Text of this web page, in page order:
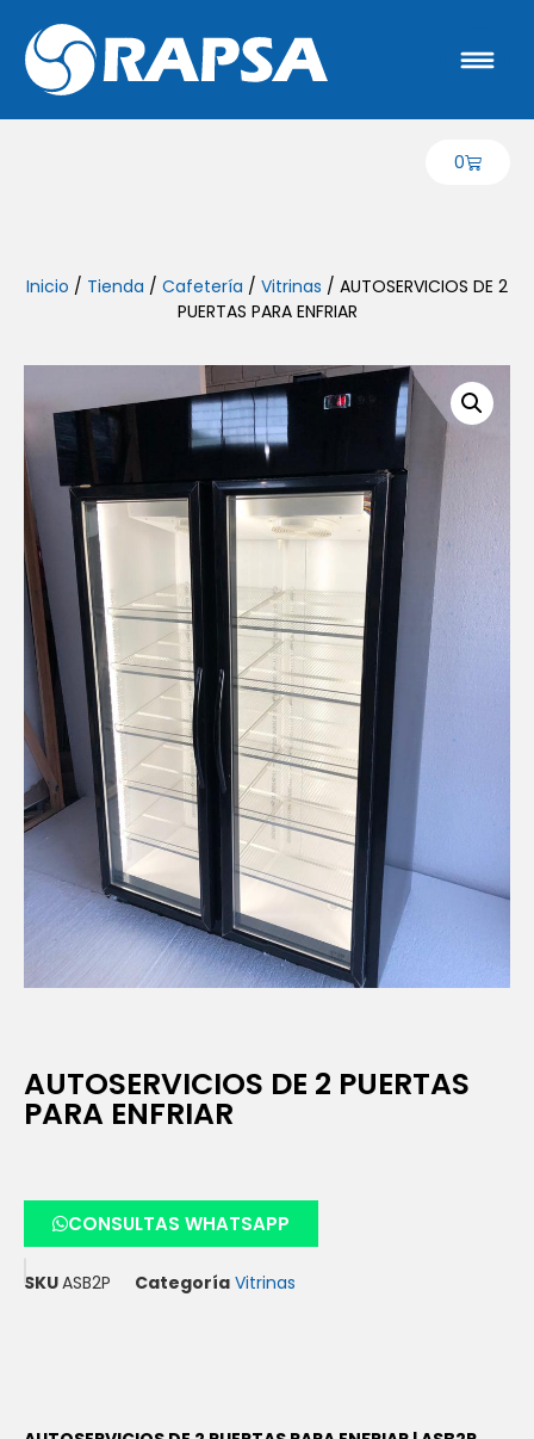
0
Inicio / Tienda / Cafetería / Vitrinas / AUTOSERVICIOS DE 2
PUERTAS PARA ENFRIAR
AUTOSERVICIOS DE 2 PUERTAS
PARA ENFRIAR
CONSULTAS WHATSAPP
SKUASB2P Categoría Vitrinas